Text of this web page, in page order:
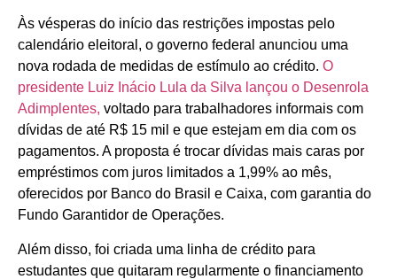
Às vésperas do início das restrições impostas pelo
calendário eleitoral, o governo federal anunciou uma
nova rodada de medidas de estímulo ao crédito. O
presidente Luiz Inácio Lula da Silva lançou o Desenrola
Adimplentes, voltado para trabalhadores informais com
dívidas de até R$ 15 mil e que estejam em dia com os
pagamentos. A proposta é trocar dívidas mais caras por
empréstimos com juros limitados a 1,99% ao mês,
oferecidos por Banco do Brasil e Caixa, com garantia do
Fundo Garantidor de Operações.
Além disso, foi criada uma linha de crédito para
estudantes que quitaram regularmente o financiamento